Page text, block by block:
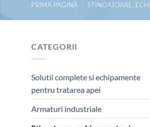
PRIMA PAGINĂ / STINGATOARE,
CATEGORII
Solutii complete si echipamente
pentru tratarea apei
Armaturi industriale